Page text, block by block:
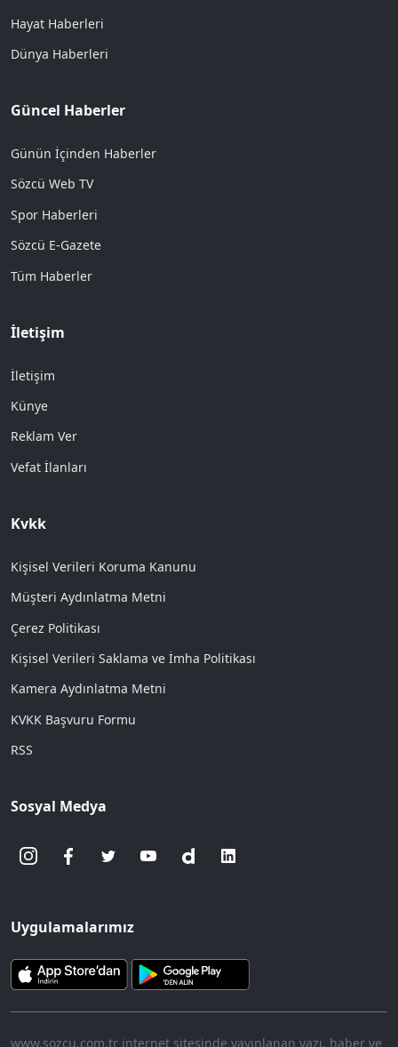
Hayat Haberleri
Dünya Haberleri
Güncel Haberler
Günün İçinden Haberler
Sözcü Web TV
Spor Haberleri
Sözcü E-Gazete
Tüm Haberler
İletişim
İletişim
Künye
Reklam Ver
Vefat İlanları
Kvkk
Kişisel Verileri Koruma Kanunu
Müşteri Aydınlatma Metni
Çerez Politikası
Kişisel Verileri Saklama ve İmha Politikası
Kamera Aydınlatma Metni
KVKK Başvuru Formu
RSS
Sosyal Medya
Uygulamalarımız
www.sozcu.com.tr internet sitesinde yayınlanan yazı, haber ve